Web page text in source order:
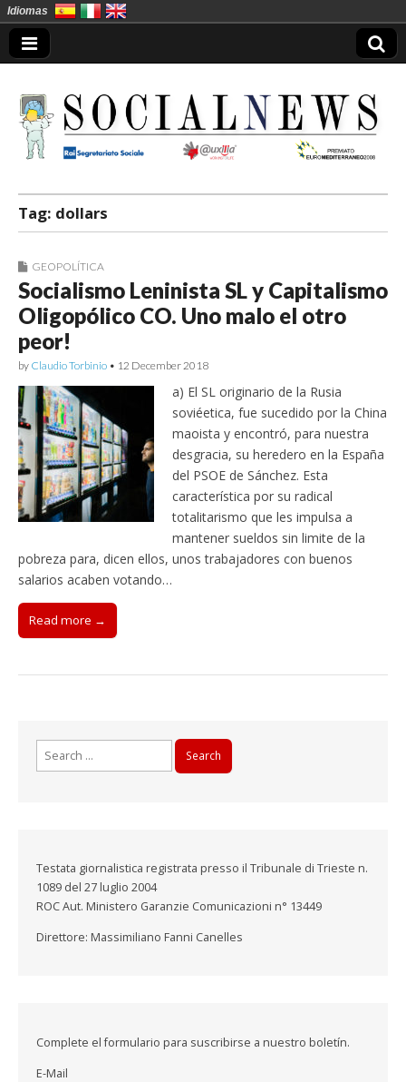
Socialnews en
Español
Tag: dollars
GEOPOLÍTICA
Socialismo Leninista SL y Capitalismo
Oligopólico CO. Uno malo el otro
peor!
by Claudio Torbinio • 12 December 2018
a) El SL originario de la Rusia
soviéetica, fue sucedido por la China
maoista y encontró, para nuestra
desgracia, su heredero en la España
del PSOE de Sánchez. Esta
característica por su radical
totalitarismo que les impulsa a
mantener sueldos sin limite de la
pobreza para, dicen ellos, unos trabajadores con buenos
salarios acaben votando…
Read more →
Testata giornalistica registrata presso il Tribunale di Trieste n.
1089 del 27 luglio 2004
ROC Aut. Ministero Garanzie Comunicazioni n° 13449
Direttore: Massimiliano Fanni Canelles
Complete el formulario para suscribirse a nuestro boletín.
E-Mail
Idiomas